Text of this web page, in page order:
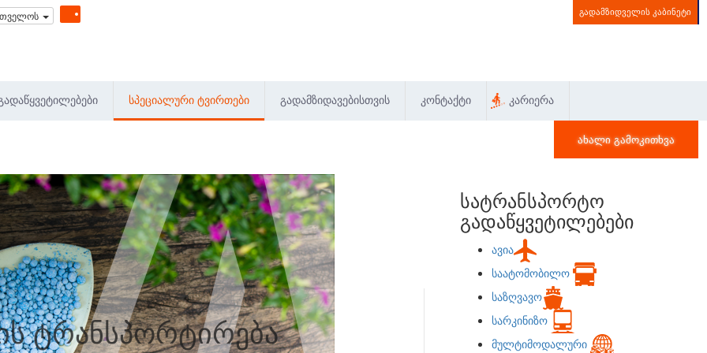
ᲒᲐᲓᲐᲛᲖᲘᲓᲕᲔᲚᲘᲡ ᲙᲐᲑᲘᲜᲔᲢᲘ
ᲡᲞᲔᲪᲘᲐᲚᲣᲠᲘ ᲢᲕᲘᲠᲗᲔᲑᲘ ᲒᲐᲓᲐᲛᲖᲘᲓᲐᲕᲔᲑᲘᲡᲗᲕᲘᲡ ᲙᲝᲜᲢᲐᲥᲢᲘ ᲙᲐᲠᲘᲔᲠᲐ
ᲐᲮᲐᲚᲘ ᲒᲐᲛᲝᲙᲘᲗᲮᲕᲐ
ტრანსპორტირება
სატრანსპორტო
გადაწყვეტილებები
ავია
საატომობილო
საზღვავო
სარკინიზო
მულტიმოდალური